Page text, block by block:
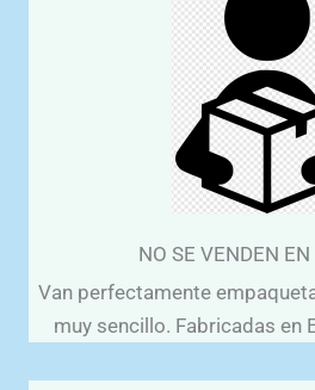
NO SE VENDEN
Van perfectamente
muy sencillo. Fabricadas en